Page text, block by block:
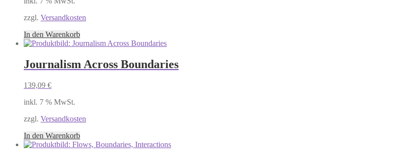
zzgl. Versandkosten
In den Warenkorb
Journalism Across Boundaries
139,09 €
inkl. 7 % MwSt.
zzgl. Versandkosten
In den Warenkorb